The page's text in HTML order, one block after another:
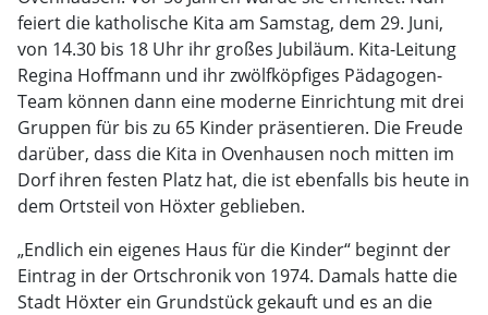
feiert die katholische Kita am Samstag, dem 29. Juni,
von 14.30 bis 18 Uhr ihr großes Jubiläum. Kita-Leitung
Regina Hoffmann und ihr zwölfköpfiges Pädagogen-
Team können dann eine moderne Einrichtung mit drei
Gruppen für bis zu 65 Kinder präsentieren. Die Freude
darüber, dass die Kita in Ovenhausen noch mitten im
Dorf ihren festen Platz hat, die ist ebenfalls bis heute in
dem Ortsteil von Höxter geblieben.
„Endlich ein eigenes Haus für die Kinder“ beginnt der
Eintrag in der Ortschronik von 1974. Damals hatte die
Stadt Höxter ein Grundstück gekauft und es an die